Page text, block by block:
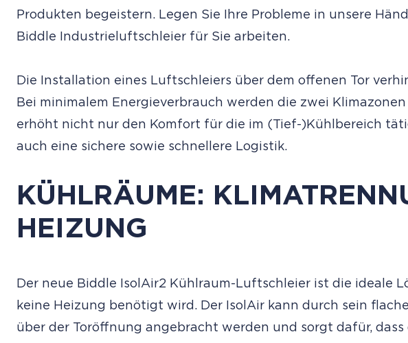
Produkten begeistern. Legen Sie Ihre Probleme in unsere
Biddle Industrieluftschleier für Sie arbeiten.
Die Installation eines Luftschleiers über dem offenen Tor
Bei minimalem Energieverbrauch werden die zwei
erhöht nicht nur den Komfort für die im (Tief-)Kühlbereich
auch eine sichere sowie schnellere Logistik.
KÜHLRÄUME:
HEIZUNG
Der neue Biddle IsolAir2 Kühlraum-Luftschleier ist die ideale
keine Heizung benötigt wird. Der IsolAir kann durch sein
über der Toröffnung angebracht werden und sorgt dafür,